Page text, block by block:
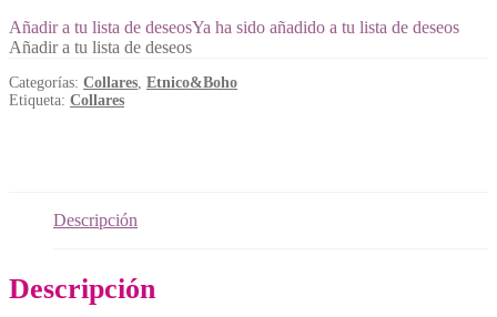
Añadir a tu lista de deseosYa ha sido añadido a tu lista de deseos
Añadir a tu lista de deseos
Categorías: Collares Etnico&Boho
Etiqueta: Collares
Descripción
Descripción